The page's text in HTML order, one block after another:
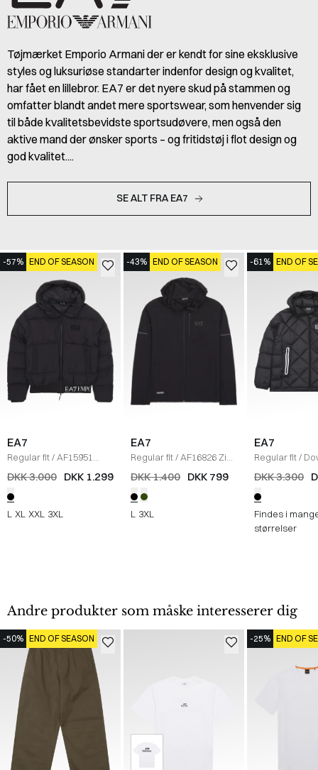
Tøjmærket Emporio Armani der er kendt for sine eksklusive
styles og luksuriøse standarter indenfor design og kvalitet,
har fået en lillebror. EA7 er det nyere skud på stammen og
omfatter blandt andet mere sportswear, som henvender sig
til både kvalitetsbevidste sportsudøvere, men også den
aktive mand der ønsker sports – og fritidstøj i flot design og
god kvalitet....
SE ALT FRA EA7
-57% END OF SEASON
EA7
Regular fit/ AF15951
Jakke
SORT
DKK 3.000 DKK 1.299
L XL XXL 3XL
-43% END OF SEASON
EA7
Regular fit/ AF16826 Zip
Sweatshirt
SORT
DKK 1.400 DKK 799
L 3XL
-61% END OF
EA7
Regular fit/
Jakke
SORT
DKK 3.300
Findes i
størrelser
Andre produkter som måske interesserer dig
-50% END OF SEASON -25% END OF